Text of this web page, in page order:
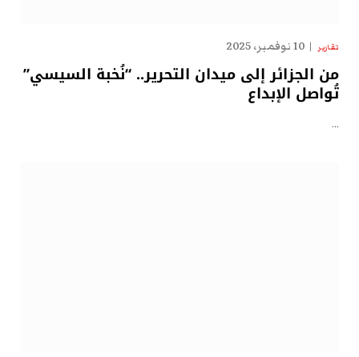
تقارير 10 نوفمبر، 2025
من الجزائر إلى ميدان التحرير.. “نُخبة السيسي”
تُواصل الإبداع
…